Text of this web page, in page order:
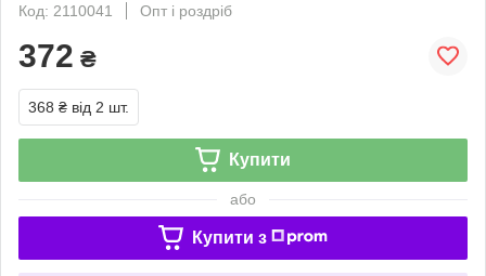
Код: 2110041
Опт і роздріб
372 ₴
368 ₴ від 2 шт.
Купити
або
Купити з